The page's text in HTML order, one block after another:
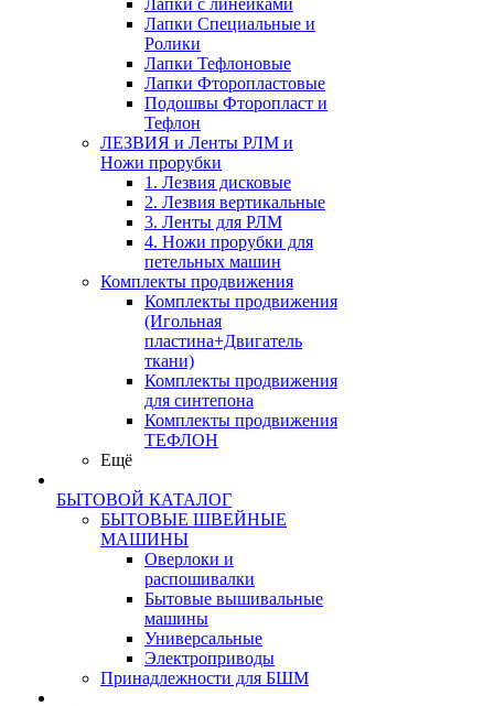
Лапки с линейками
Лапки Специальные и
Ролики
Лапки Тефлоновые
Лапки Фторопластовые
Подошвы Фторопласт и
Тефлон
ЛЕЗВИЯ и Ленты РЛМ и
Ножи прорубки
1. Лезвия дисковые
2. Лезвия вертикальные
3. Ленты для РЛМ
4. Ножи прорубки для
петельных машин
Комплекты продвижения
Комплекты продвижения
(Игольная
пластина+Двигатель
ткани)
Комплекты продвижения
для синтепона
Комплекты продвижения
ТЕФЛОН
Ещё
БЫТОВОЙ КАТАЛОГ
БЫТОВЫЕ ШВЕЙНЫЕ
МАШИНЫ
Оверлоки и
распошивалки
Бытовые вышивальные
машины
Универсальные
Электроприводы
Принадлежности для БШМ